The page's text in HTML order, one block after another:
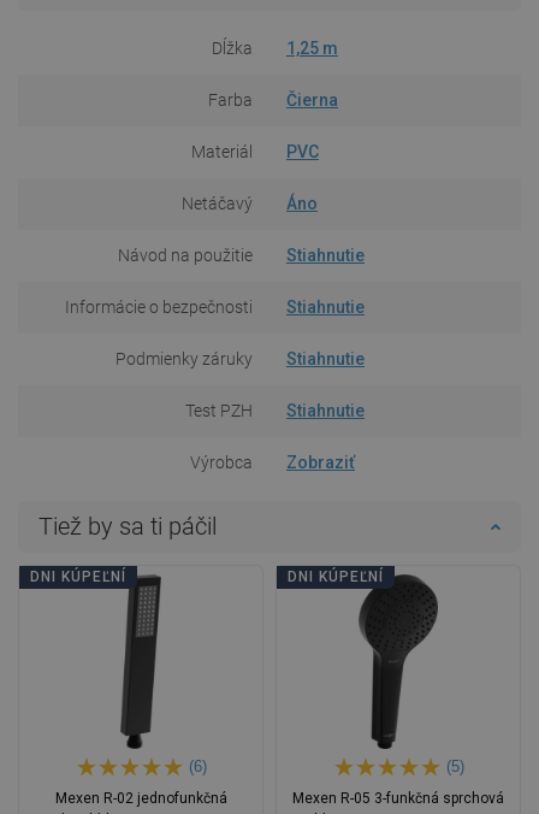
Dĺžka 1,25 m
Farba Čierna
Materiál PVC
Netáčavý Áno
Návod na použitie Stiahnutie
Informácie o bezpečnosti Stiahnutie
Podmienky záruky Stiahnutie
Test PZH Stiahnutie
Výrobca Zobraziť
Tiež by sa ti páčil
DNI KÚPEĽNÍ
(6)
Mexen R-02 jednofunkčná
DNI KÚPEĽNÍ
(5)
Mexen R-05 3-funkčná sprchová